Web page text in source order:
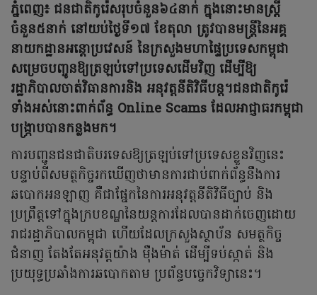
ភ្នំពេញ៖ ជនជាតិកូរ៉េសរុបចំនួន៦៤នាក់ ក្នុងនោះមានស្ត្រី
ចំនួន៥នាក់ នៅយប់ថ្ងៃទី១៧ ខែតុលា ត្រូវបានមន្ត្រីនៃអគ្គ
នាយកដ្ឋានអន្តោប្រវេសន៍ នៃក្រសួងមហាផ្ទៃប្រទេសកម្ពុជា
សម្រេចបញ្ចូនឱ្យត្រឡប់ទៅប្រទេសដើមវិញ ដើម្បីឱ្យ
រដ្ឋាភិបាលចាត់វិធានការនិង អនុវត្តនីតិវិធីបន្ត។ជនជាតិកូរ៉េ
ទាំងអស់នោះពាក់ព័ន្ធ Online Scams ដែលអាជ្ញាធរកម្ពុជា
បង្ក្រាបបានកន្លងមក។
ការបញ្ជូនជនជាតិបរទេសឱ្យត្រឡប់ទៅប្រទេសខ្លួនវិញនេះ
បន្ទាប់ពីសមត្ថកិច្ចរកឃើញថាមានការជាប់ពាក់ព័ន្ធនឹងការ
ឆបោកអនឡាញ គឺជាផ្នែកនៃការអនុវត្តនីតិវិធីច្បាប់ និង
ប្រព្រឹត្តទៅក្នុងក្របខណ្ឌនៃយន្តការដែលបានដាក់ចេញដោយ
រាជរដ្ឋាភិបាលកម្ពុជា ហើយដែលក្រសួងស្ថាប័ន សមត្ថកិច្ច
ជំនាញ តែងតែអនុវត្តយ៉ាង ម៉ឺងម៉ាត់ ដើម្បីទប់ស្កាត់ និង
ប្រយុទ្ធប្រឆាំងការឆបោកតាម ប្រព័ន្ធបច្ចេកវិទ្យានេះ។